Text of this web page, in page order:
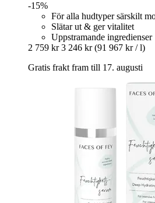
-15%
För alla hudtyper särskilt
Slätar ut & ger vitalitet
Uppstramande ingredienser
2 759 kr 3 246 kr (91 967 kr / l)
Gratis frakt fram till 17. augusti